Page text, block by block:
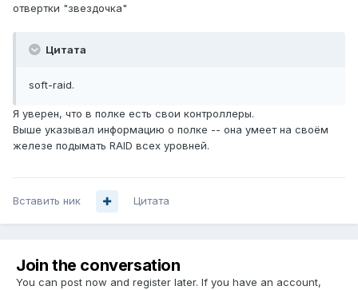
отвертки "звездочка"
Цитата
soft-raid.
Я уверен, что в полке есть свои контроллеры.
Выше указывал информацию о полке -- она умеет на своём
железе подымать RAID всех уровней.
Вставить ник Цитата
Join the conversation
You can post now and register later. If you have an account,